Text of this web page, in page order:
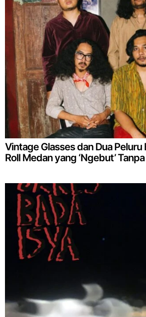
Vintage Glasses dan Dua Peluru
Roll Medan yang ‘Ngebut’